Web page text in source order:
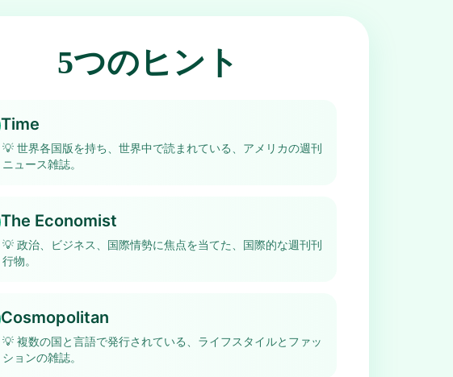
5つのヒント
Time
💡 世界各国版を持ち、世界中で読まれている、アメリカの週刊
ニュース雑誌。
The Economist
💡 政治、ビジネス、国際情勢に焦点を当てた、国際的な週刊刊
行物。
Cosmopolitan
💡 複数の国と言語で発行されている、ライフスタイルとファッ
ションの雑誌。